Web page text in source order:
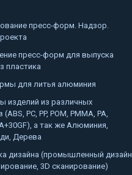
пресс-форм. Надзор.
пресс-форм для выпуска
пластика
для литья алюминия
изделий из различных
PC, PP, POM, PMMA, PA,
а так же Алюминия,
Дерева
дизайна (промышленный дизайн
3D сканирование)